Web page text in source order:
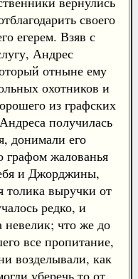
своего
егерем. Взяв с
Андрес
отныне ему
охотников и
из графских
получилась
донимали его
жалованья
и Джорджины,
толика выручки от
редко, и
невелик; что же до
все пропитание,
возделывали, как
уберечь то от